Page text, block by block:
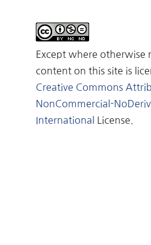
Except where otherwise
content on this site is
Creative Commons
NonCommercial-
International License.